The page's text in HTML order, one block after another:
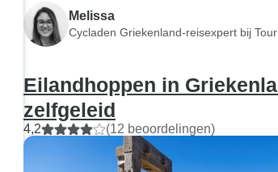
Melissa
Cycladen Griekenland-reisexpert bij
Eilandhoppen in
zelfgeleid
4,2 (12 beoordelingen)